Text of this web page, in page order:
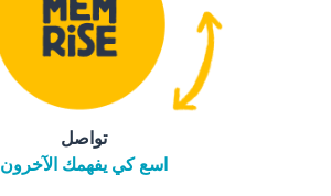
تواصل
اسع كي يفهمك الآخرون